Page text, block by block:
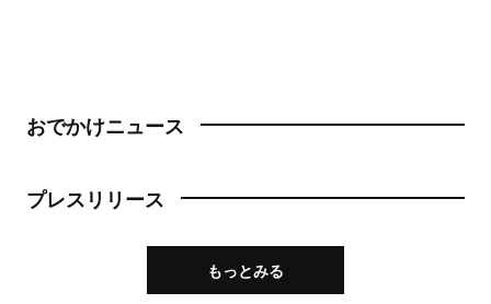
おでかけニュース
プレスリリース
もっとみる